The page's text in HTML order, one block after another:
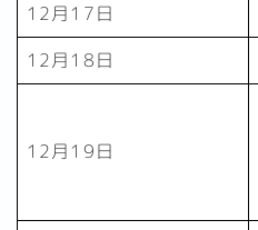
12月17日
12月18日
12月19日